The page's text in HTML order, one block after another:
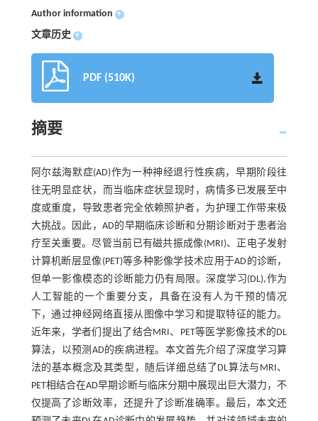
Author information +
文章历史 +
PDF (510K)
摘要
阿尔兹海默症(AD)作为一种神经退行性疾病，早期阶段往
往无明显症状，而当临床症状显现时，病情多已发展至中
度或重度，导致患者完全依赖照护者，为护理工作带来极
大挑战。因此，AD的早期临床诊断和分期诊断对于患者治
疗至关重要。尽管当前已有磁共振成像(MRI)、正电子发射
计算机断层显像(PET)等多种影像学技术应用于AD的诊断，
但单一影像模态的诊断能力仍有局限。深度学习(DL),作为
人工智能的一个重要分支，具备在没有人为干预的情况
下，通过神经网络直接从图像中学习和提取特征的能力。
近年来，学者们提出了结合MRI、PET等医学影像技术的DL
算法，以预测AD的疾病进程。本文首先介绍了深度学习算
法的基本概念及其类型，随后详细总结了DL算法与MRI、
PET相结合在AD早期诊断与临床分期中展现出巨大潜力，不
仅提高了诊断效率，还提升了诊断准确率。最后，本文还